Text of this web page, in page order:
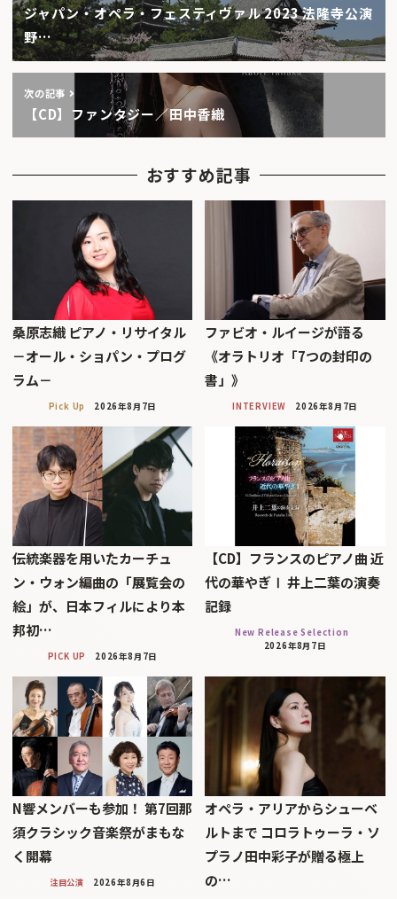
ジャパン・オペラ・フェスティヴァル 2023 法隆寺公演
野…
次の記事
【CD】ファンタジー／田中香織
おすすめ記事
桑原志織 ピアノ・リサイタル
－オール・ショパン・プログ
ラム－
Pick Up 2026年8月7日
ファビオ・ルイージが語る
《オラトリオ「7つの封印の
書」》
INTERVIEW 2026年8月7日
伝統楽器を用いたカーチュ
ン・ウォン編曲の「展覧会の
絵」が、日本フィルにより本
邦初…
PICK UP 2026年8月7日
【CD】フランスのピアノ曲 近
代の華やぎⅠ 井上二葉の演奏
記録
New Release Selection
2026年8月7日
N響メンバーも参加！ 第7回那
須クラシック音楽祭がまもな
く開幕
注目公演 2026年8月6日
オペラ・アリアからシューベ
ルトまで コロラトゥーラ・ソ
プラノ田中彩子が贈る極上
の…